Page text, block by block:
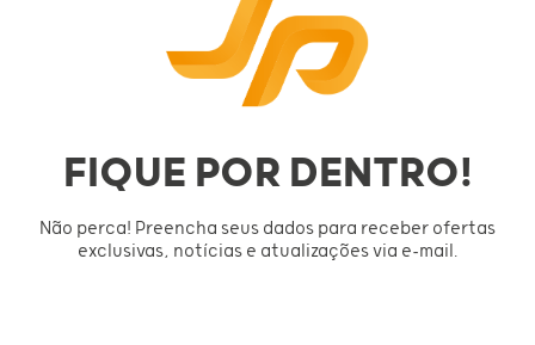
FIQUE POR DENTRO!
Não perca! Preencha seus dados para receber ofertas
exclusivas, notícias e atualizações via e-mail.